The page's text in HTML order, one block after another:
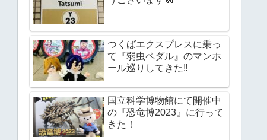
つくばエクスプレスに乗っ
て『弱虫ペダル』のマンホ
ール巡りしてきた‼︎
国立科学博物館にて開催中
の『恐竜博2023』に行って
きた！